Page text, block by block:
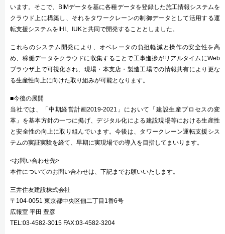
います。そこで、BIMデータを基に各種データを登録した施工情報システムを
クラウド上に構築し、それをタワークレーンの制御データとして活用する運
転支援システムをIHI、IUKと共同で開発することとしました。
これらのシステム開発により、オペレータの負担軽減と操作の安全性を高
め、稼働データをクラウドに収集することで工事進捗がリアルタイムにWeb
ブラウザ上で可視化され、現場・本支店・製造工場での情報共有により更な
る生産性向上に向けた取り組みが可能となります。
■今後の展開
当社では、「中期経営計画2019-2021」において「建設生産プロセスの変
革」を基本方針の一つに掲げ、デジタル化による建設現場等における生産性
と安全性の向上に取り組んでいます。今後は、タワークレーン運転支援シス
テムの実証実験を経て、早期に実現場での導入を目指してまいります。
<お問い合わせ先>
本件についてのお問い合わせは、下記までお願いいたします。
三井住友建設株式会社
〒104-0051 東京都中央区佃二丁目1番6号
広報室 平田 豊彦
TEL:03-4582-3015 FAX:03-4582-3204